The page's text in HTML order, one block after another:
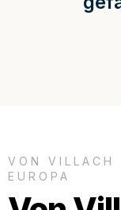
VON VILLACH
EUROPA